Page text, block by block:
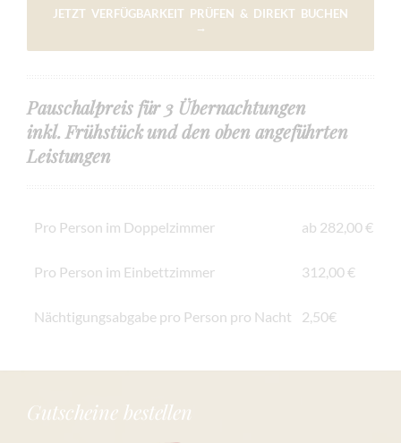
JETZT VERFÜGBARKEIT PRÜFEN & DIREKT BUCHEN
→
Pauschalpreis für 3 Übernachtungen
inkl. Frühstück und den oben angeführten
Leistungen
Pro Person im Doppelzimmer ab 282,00 €
Pro Person im Einbettzimmer 312,00 €
Nächtigungsabgabe pro Person pro Nacht 2,50€
Gutscheine bestellen